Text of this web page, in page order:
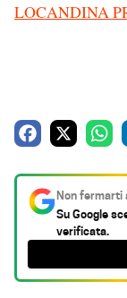
LOCANDINA
c
e
b
o
t
s
A
Non fermarti
Su Google
verificata.